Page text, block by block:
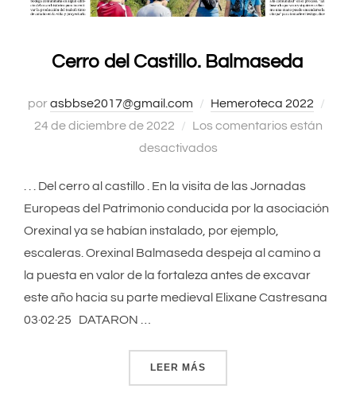
Cerro del Castillo. Balmaseda
porasbbse2017@gmail.com Hemeroteca 2022
24 de diciembre de 2022
Los comentarios están
desactivados
. . . Del cerro al castillo . En la visita de las Jornadas
Europeas del Patrimonio conducida por la asociación
Orexinal ya se habían instalado, por ejemplo,
escaleras. Orexinal Balmaseda despeja al camino a
la puesta en valor de la fortaleza antes de excavar
este año hacia su parte medieval Elixane Castresana
03·02·25 DATARON …
LEER MÁS